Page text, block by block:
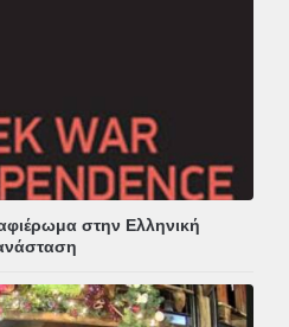
στην Ελληνική